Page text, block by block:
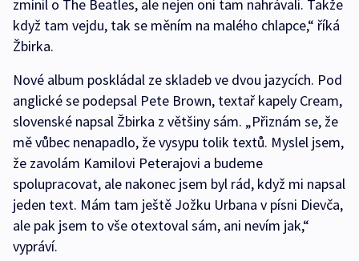
zmínil o The Beatles, ale nejen oni tam nahrávali. Takže
když tam vejdu, tak se měním na malého chlapce,“ říká
Žbirka.
Nové album poskládal ze skladeb ve dvou jazycích. Pod
anglické se podepsal Pete Brown, textař kapely Cream,
slovenské napsal Žbirka z většiny sám. „Přiznám se, že
mě vůbec nenapadlo, že vysypu tolik textů. Myslel jsem,
že zavolám Kamilovi Peterajovi a budeme
spolupracovat, ale nakonec jsem byl rád, když mi napsal
jeden text. Mám tam ještě Jožku Urbana v písni Dievča,
ale pak jsem to vše otextoval sám, ani nevím jak,“
vypráví.